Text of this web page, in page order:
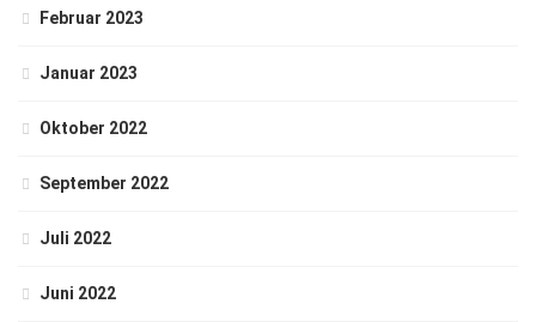
Februar 2023
Januar 2023
Oktober 2022
September 2022
Juli 2022
Juni 2022